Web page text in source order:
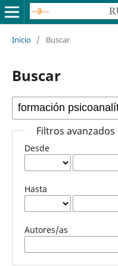
Inicio / Buscar
Buscar
Filtros avanzados
Desde
Hasta
Autores/as